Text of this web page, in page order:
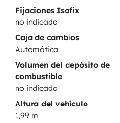
Fijaciones Isofix
no indicado
Caja de cambios
Automática
Volumen del depósito de
combustible
no indicado
Altura del vehículo
1,99 m
Pago en varios plazos
Disponible en
Google Play